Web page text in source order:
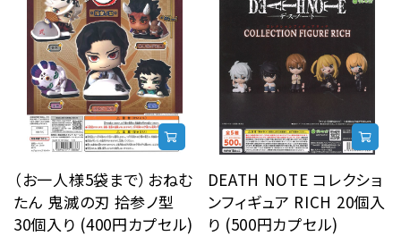
販促用空カプセル
レンタル
景品・玩具・文具
販促用カプセルトイ
（お一人様5袋まで）おねむ
たん 鬼滅の刃 拾参ノ型
30個入り (400円カプセル)
DEATH NOTE コレクショ
ンフィギュア RICH 20個入
り (500円カプセル)